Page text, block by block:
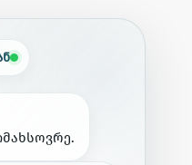
მახსოვრე.